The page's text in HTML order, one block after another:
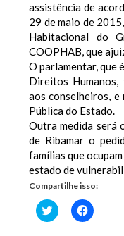
assistência de
29 de maio de
Habitacional do
COOPHAB, que
O parlamentar, que
Direitos
aos conselheiros,
Pública do Estado.
Outra medida será
de Ribamar o
famílias que
estado de
Compartilhe isso:
Clique
para
Clique
para